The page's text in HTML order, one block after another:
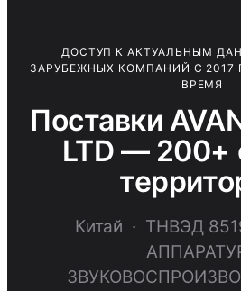
ДОСТУП К АКТУАЛЬНЫМ
ЗАРУБЕЖНЫХ КОМПАНИЙ С 2017
ВРЕМЯ
Поставки
LTD — 200+
Китай · ТНВЭД